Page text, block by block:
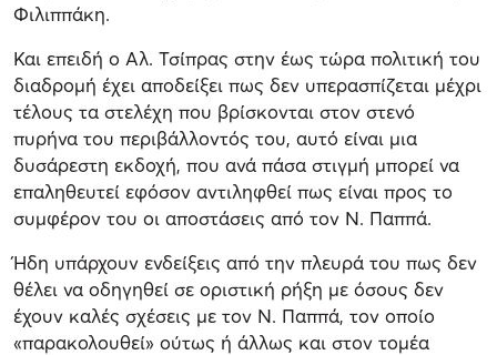
Φιλιππάκη.
Και επειδή ο Αλ. Τσίπρας στην έως τώρα πολιτική του
διαδρομή έχει αποδείξει πως δεν υπερασπίζεται μέχρι
τέλους τα στελέχη που βρίσκονται στον στενό
πυρήνα του περιβάλλοντός του, αυτό είναι μια
δυσάρεστη εκδοχή, που ανά πάσα στιγμή μπορεί να
επαληθευτεί εφόσον αντιληφθεί πως είναι προς το
συμφέρον του οι αποστάσεις από τον Ν. Παππά.
Ήδη υπάρχουν ενδείξεις από την πλευρά του πως δεν
θέλει να οδηγηθεί σε οριστική ρήξη με όσους δεν
έχουν καλές σχέσεις με τον Ν. Παππά, τον οποίο
«παρακολουθεί» ούτως ή άλλως και στον τομέα